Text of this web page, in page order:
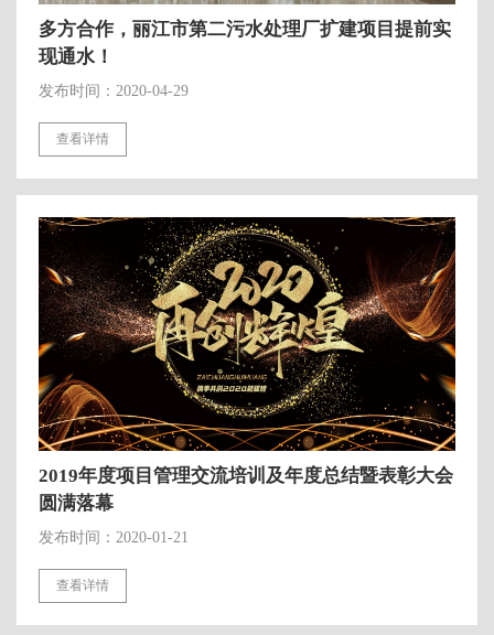
多方合作，丽江市第二污水处理厂扩建项目提前实
现通水！
发布时间：2020-04-29
查看详情
2019年度项目管理交流培训及年度总结暨表彰大会
圆满落幕
发布时间：2020-01-21
查看详情